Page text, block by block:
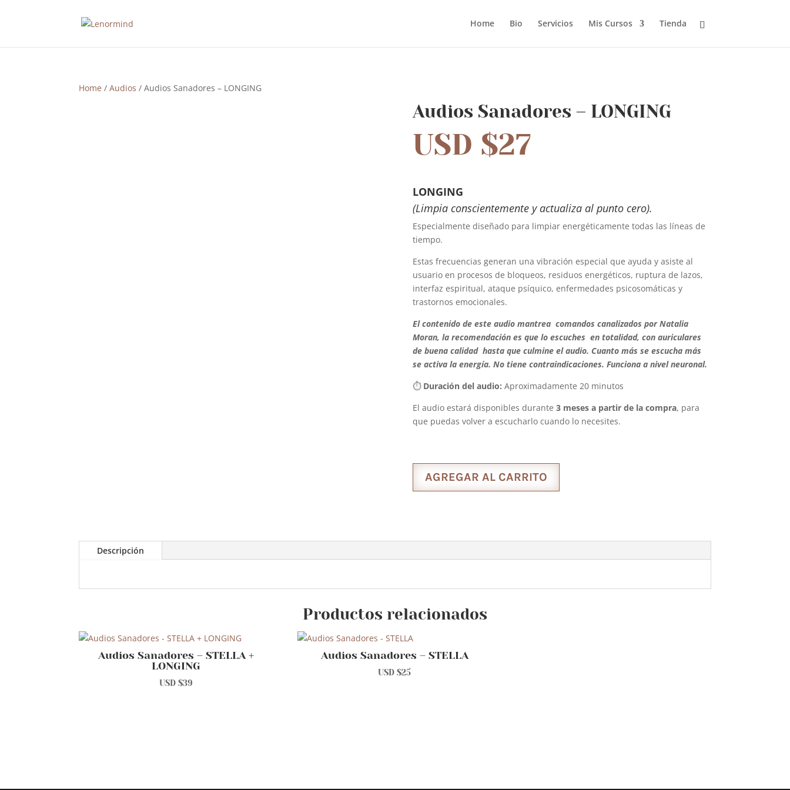
Home Bio Servicios Mis Cursos Tienda
Home /Audios / Audios Sanadores – LONGING
Audios Sanadores – LONGING
USD $27
LONGING
(Limpia conscientemente y actualiza al punto cero).
Especialmente diseñado para limpiar energéticamente todas las líneas de
tiempo.
Estas frecuencias generan una vibración especial que ayuda y asiste al
usuario en procesos de bloqueos, residuos energéticos, ruptura de lazos,
interfaz espiritual, ataque psíquico, enfermedades psicosomáticas y
trastornos emocionales.
El contenido de este audio mantrea comandos canalizados por Natalia
Moran, la recomendación es que lo escuches en totalidad, con auriculares
de buena calidad hasta que culmine el audio. Cuanto más se escucha más
se activa la energía. No tiene contraindicaciones. Funciona a nivel neuronal.
⏱ Duración del audio: Aproximadamente 20 minutos
El audio estará disponibles durante 3 meses a partir de la compra, para
que puedas volver a escucharlo cuando lo necesites.
AGREGAR AL CARRITO
Descripción
Productos relacionados
Audios Sanadores – STELLA +
LONGING
USD $39
Audios Sanadores – STELLA
USD $25